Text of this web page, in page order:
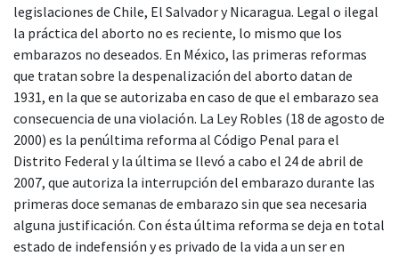
legislaciones de Chile, El Salvador y Nicaragua. Legal o ilegal
la práctica del aborto no es reciente, lo mismo que los
embarazos no deseados. En México, las primeras reformas
que tratan sobre la despenalización del aborto datan de
1931, en la que se autorizaba en caso de que el embarazo sea
consecuencia de una violación. La Ley Robles (18 de agosto de
2000) es la penúltima reforma al Código Penal para el
Distrito Federal y la última se llevó a cabo el 24 de abril de
2007, que autoriza la interrupción del embarazo durante las
primeras doce semanas de embarazo sin que sea necesaria
alguna justificación. Con ésta última reforma se deja en total
estado de indefensión y es privado de la vida a un ser en